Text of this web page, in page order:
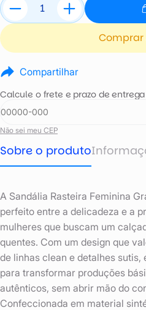
Comprar
Compartilhar
Calcule o frete e prazo de entrega
Não sei meu CEP
Sobre o produto
A Sandália Rasteira Feminina
perfeito entre a delicadeza e a
mulheres que buscam um
quentes. Com um design que
de linhas clean e detalhes
para transformar produções
autênticos, sem abrir mão do
Confeccionada em material